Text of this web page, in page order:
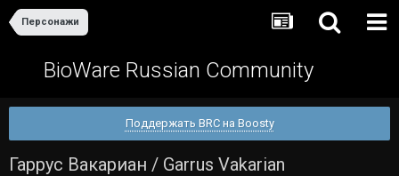
Персонажи
BioWare Russian Community
Поддержать BRC на Boosty
Гаррус Вакариан / Garrus Vakarian